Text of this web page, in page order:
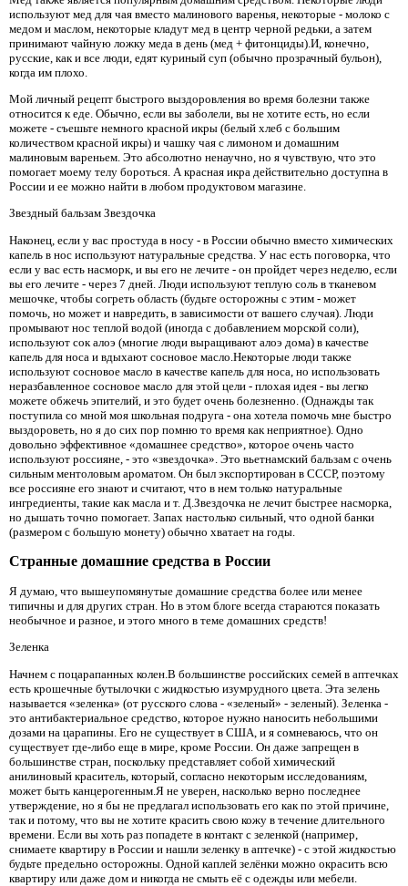
используют мед для чая вместо малинового варенья, некоторые - молоко с
медом и маслом, некоторые кладут мед в центр черной редьки, а затем
принимают чайную ложку меда в день (мед + фитонциды).И, конечно,
русские, как и все люди, едят куриный суп (обычно прозрачный бульон),
когда им плохо.
Мой личный рецепт быстрого выздоровления во время болезни также
относится к еде. Обычно, если вы заболели, вы не хотите есть, но если
можете - съешьте немного красной икры (белый хлеб с большим
количеством красной икры) и чашку чая с лимоном и домашним
малиновым вареньем. Это абсолютно ненаучно, но я чувствую, что это
помогает моему телу бороться. А красная икра действительно доступна в
России и ее можно найти в любом продуктовом магазине.
Звездный бальзам Звездочка
Наконец, если у вас простуда в носу - в России обычно вместо химических
капель в нос используют натуральные средства. У нас есть поговорка, что
если у вас есть насморк, и вы его не лечите - он пройдет через неделю, если
вы его лечите - через 7 дней. Люди используют теплую соль в тканевом
мешочке, чтобы согреть область (будьте осторожны с этим - может
помочь, но может и навредить, в зависимости от вашего случая). Люди
промывают нос теплой водой (иногда с добавлением морской соли),
используют сок алоэ (многие люди выращивают алоэ дома) в качестве
капель для носа и вдыхают сосновое масло.Некоторые люди также
используют сосновое масло в качестве капель для носа, но использовать
неразбавленное сосновое масло для этой цели - плохая идея - вы легко
можете обжечь эпителий, и это будет очень болезненно. (Однажды так
поступила со мной моя школьная подруга - она ​​хотела помочь мне быстро
выздороветь, но я до сих пор помню то время как неприятное). Одно
довольно эффективное «домашнее средство», которое очень часто
используют россияне, - это «звездочка». Это вьетнамский бальзам с очень
сильным ментоловым ароматом. Он был экспортирован в СССР, поэтому
все россияне его знают и считают, что в нем только натуральные
ингредиенты, такие как масла и т. Д.Звездочка не лечит быстрее насморка,
но дышать точно помогает. Запах настолько сильный, что одной банки
(размером с большую монету) обычно хватает на годы.
Странные домашние средства в России
Я думаю, что вышеупомянутые домашние средства более или менее
типичны и для других стран. Но в этом блоге всегда стараются показать
необычное и разное, и этого много в теме домашних средств!
Зеленка
Начнем с поцарапанных колен.В большинстве российских семей в аптечках
есть крошечные бутылочки с жидкостью изумрудного цвета. Эта зелень
называется «зеленка» (от русского слова - «зеленый» - зеленый). Зеленка -
это антибактериальное средство, которое нужно наносить небольшими
дозами на царапины. Его не существует в США, и я сомневаюсь, что он
существует где-либо еще в мире, кроме России. Он даже запрещен в
большинстве стран, поскольку представляет собой химический
анилиновый краситель, который, согласно некоторым исследованиям,
может быть канцерогенным.Я не уверен, насколько верно последнее
утверждение, но я бы не предлагал использовать его как по этой причине,
так и потому, что вы не хотите красить свою кожу в течение длительного
времени. Если вы хоть раз попадете в контакт с зеленкой (например,
снимаете квартиру в России и нашли зеленку в аптечке) - с этой жидкостью
будьте предельно осторожны. Одной каплей зелёнки можно окрасить всю
квартиру или даже дом и никогда не смыть её с одежды или мебели.